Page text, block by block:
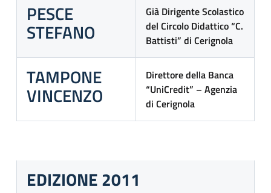
PESCE
STEFANO
Già Dirigente Scolastico
del Circolo Didattico “C.
Battisti” di Cerignola
TAMPONE
VINCENZO
Direttore della Banca
“UniCredit” – Agenzia
di Cerignola
EDIZIONE 2011